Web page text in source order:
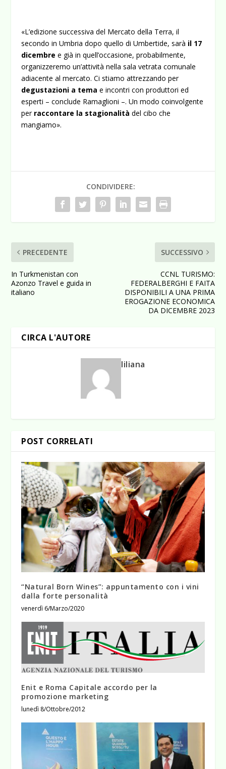
«L’edizione successiva del Mercato della Terra, il
secondo in Umbria dopo quello di Umbertide, sarà il 17
dicembree già in quell’occasione, probabilmente,
organizzeremo un’attività nella sala vetrata comunale
adiacente al mercato. Ci stiamo attrezzando per
degustazioni a tema e incontri con produttori ed
esperti – conclude Ramaglioni –. Un modo coinvolgente
perraccontare la stagionalitàdel cibo che
mangiamo».
CONDIVIDERE:
PRECEDENTE
In Turkmenistan con
Azonzo Travel e guida in
italiano
SUCCESSIVO
CCNL TURISMO:
FEDERALBERGHI E FAITA
DISPONIBILI A UNA PRIMA
EROGAZIONE ECONOMICA
DA DICEMBRE 2023
CIRCA L'AUTORE
liliana
POST CORRELATI
“Natural Born Wines”: appuntamento con i vini
dalla forte personalità
venerdì 6/Marzo/2020
Enit e Roma Capitale accordo per la
promozione marketing
lunedì 8/Ottobre/2012